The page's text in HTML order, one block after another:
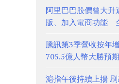
阿里巴巴股價曾大
版、加入電商功能
騰訊第3季營收按年
705.5億人幣大勝預期
滬指午後持續上揚